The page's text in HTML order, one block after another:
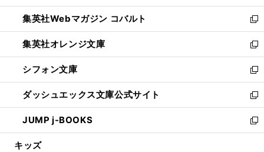
開
く
ウ
で
開
く
ン
ド
ウ
で
開
く
ウ
ィ
ン
ド
ウ
で
開
く
集英社Webマガジン コバルト
新
し
い
ウ
ィ
ン
ド
ウ
で
開
集英社オレンジ文庫
新
し
い
ウ
ィ
ン
ド
ウ
シフォン文庫
新
し
い
ウ
ィ
ン
ダッシュエックス文庫公式サイト
新
し
い
ウ
JUMP j-BOOKS
新
し
キッズ